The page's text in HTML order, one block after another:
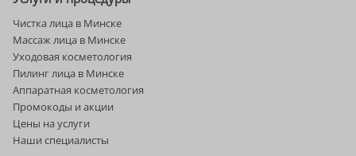
Чистка лица в Минске
Массаж лица в Минске
Уходовая косметология
Пилинг лица в Минске
Аппаратная косметология
Промокоды и акции
Цены на услуги
Наши специалисты